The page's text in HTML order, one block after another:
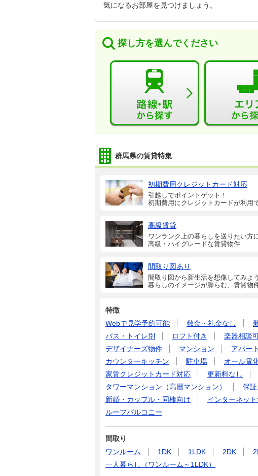
気になるお部屋を見つけましょう。
探し方を選んでください
群馬県の賃貸特集
初期費用クレジットカード対応
引越しでポイントゲット！
初期費用にクレジットカードが利用
高級賃貸
ワンランク上の暮らしを送りたい方
高級・ハイグレードな賃貸物件
間取り図あり
間取り図から新生活を想像してみよ
暮らしのイメージが膨らむ、賃貸物
特徴
Webで見学予約可能
敷金・礼金なし
バス・トイレ別
ロフト付き 楽器相談
デザイナーズ物件
マンション アパート
カウンターキッチン
駐車場 オール電
家賃クレジットカード対応
更新料なし
タワーマンション（高層マンション）
保
新婚・カップル・同棲向け
インターネッ
ルーフバルコニー
間取り
ワンルーム
1DK 1LDK 2DK
一人暮らし（ワンルーム～1LDK）